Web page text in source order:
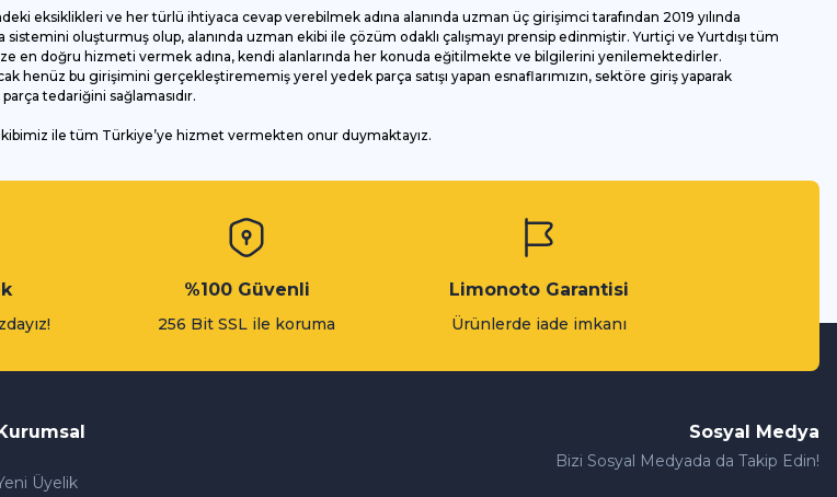
Gönder
eksiklikleri ve her türlü ihtiyaca cevap verebilmek adına alanında uzman üç girişimci tarafından 2019 yılında
oluşturmuş olup, alanında uzman ekibi ile çözüm odaklı çalışmayı prensip edinmiştir. Yurtiçi ve Yurtdışı tüm
en doğru hizmeti vermek adına, kendi alanlarında her konuda eğitilmekte ve bilgilerini yenilemektedirler.
bu girişimini gerçekleştirememiş yerel yedek parça satışı yapan esnaflarımızın, sektöre giriş yaparak
tedariğini sağlamasıdır.
ile tüm Türkiye’ye hizmet vermekten onur duymaktayız.
%100 Güvenli
256 Bit SSL ile koruma
Limonoto Garantisi
Ürünlerde iade imkanı
Üyelik
Sosyal Medya
Bizi Sosyal Medyada da Takip Edin!